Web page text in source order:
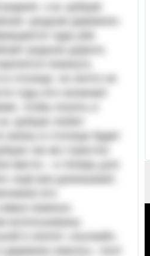
н.м. рубцов
туда уже
родные дороги,
годы его начинает
чтобы понять и
в столице будет